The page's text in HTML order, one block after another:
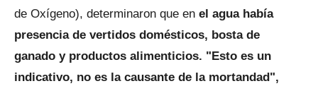
de Oxígeno), determinaron que en el agua había
presencia de vertidos domésticos, bosta de
ganado y productos alimenticios. "Esto es un
indicativo, no es la causante de la mortandad",